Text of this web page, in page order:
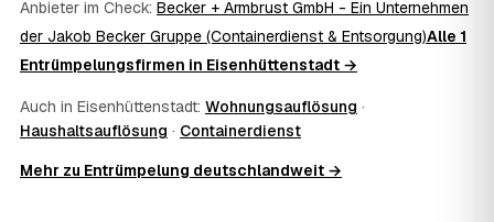
Nicht zwingend. Viele Kunden in Eisenhüttenstadt sind nur
zur Übergabe und zum Abschluss vor Ort; den genauen
Ablauf — etwa die Schlüsselübergabe — stimmen Sie
direkt mit dem Entrümpler ab.
Was ist im Festpreis enthalten?
Der Festpreis deckt in der Regel das komplette
fachgerechte Entsorgung ab — auf Wunsch inklusive
Anbieter im Check: Becker + Armbrust GmbH - Ein Unternehmen
der Jakob Becker Gruppe (Containerdienst & Entsorgung)Alle 1
Entrümpelungsfirmen in Eisenhüttenstadt →
Auch in Eisenhüttenstadt: Wohnungsauflösung ·
Haushaltsauflösung · Containerdienst
Mehr zu Entrümpelung deutschlandweit →